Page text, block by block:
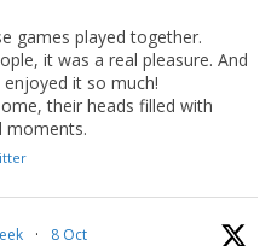
games played together.
it was a real pleasure. And
it so much!
their heads filled with
moments.
· 8 Oct